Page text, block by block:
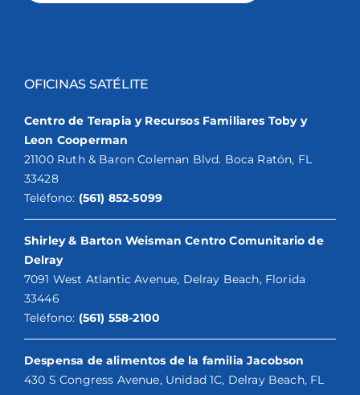
OFICINAS SATÉLITE
Centro de Terapia y Recursos Familiares Toby y
Leon Cooperman
21100 Ruth & Baron Coleman Blvd. Boca Ratón, FL
33428
Teléfono: (561) 852-5099
Shirley & Barton Weisman Centro Comunitario de
Delray
7091 West Atlantic Avenue, Delray Beach, Florida
33446
Teléfono: (561) 558-2100
Despensa de alimentos de la familia Jacobson
430 S Congress Avenue, Unidad 1C, Delray Beach, FL